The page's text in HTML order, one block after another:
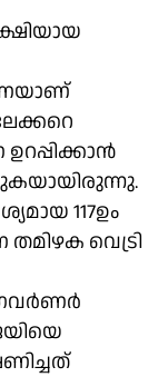
117ഉം
വെട്രി